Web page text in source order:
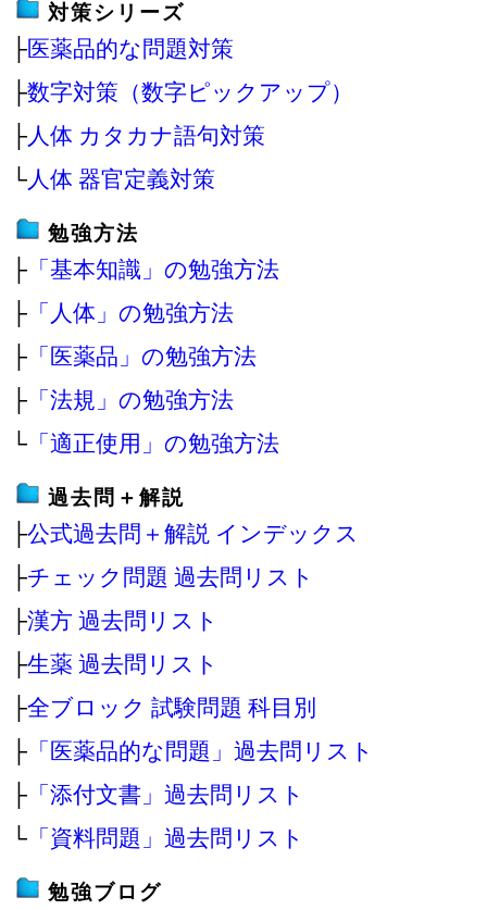
対策シリーズ
├医薬品的な問題対策
├数字対策（数字ピックアップ）
├人体 カタカナ語句対策
└人体 器官定義対策
勉強方法
├ 「基本知識」の勉強方法
├ 「人体」の勉強方法
├ 「医薬品」の勉強方法
├ 「法規」の勉強方法
└ 「適正使用」の勉強方法
過去問＋解説
├公式過去問＋解説 インデックス
├チェック問題 過去問リスト
├漢方 過去問リスト
├生薬 過去問リスト
├全ブロック 試験問題 科目別
├ 「医薬品的な問題」過去問リスト
├ 「添付文書」過去問リスト
└ 「資料問題」過去問リスト
勉強ブログ